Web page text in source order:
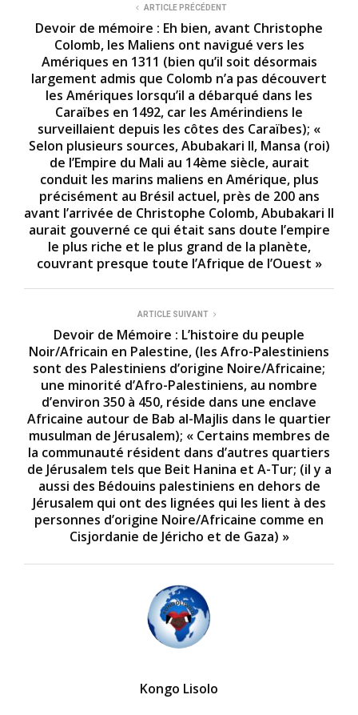
ARTICLE PRÉCÉDENT
Devoir de mémoire : Eh bien, avant Christophe
Colomb, les Maliens ont navigué vers les
Amériques en 1311 (bien qu’il soit désormais
largement admis que Colomb n’a pas découvert
les Amériques lorsqu’il a débarqué dans les
Caraïbes en 1492, car les Amérindiens le
surveillaient depuis les côtes des Caraïbes); «
Selon plusieurs sources, Abubakari II, Mansa (roi)
de l’Empire du Mali au 14ème siècle, aurait
conduit les marins maliens en Amérique, plus
précisément au Brésil actuel, près de 200 ans
avant l’arrivée de Christophe Colomb, Abubakari II
aurait gouverné ce qui était sans doute l’empire
le plus riche et le plus grand de la planète,
couvrant presque toute l’Afrique de l’Ouest »
ARTICLE SUIVANT
Devoir de Mémoire : L’histoire du peuple
Noir/Africain en Palestine, (les Afro-Palestiniens
sont des Palestiniens d’origine Noire/Africaine;
une minorité d’Afro-Palestiniens, au nombre
d’environ 350 à 450, réside dans une enclave
Africaine autour de Bab al-Majlis dans le quartier
musulman de Jérusalem); « Certains membres de
la communauté résident dans d’autres quartiers
de Jérusalem tels que Beit Hanina et A-Tur; (il y a
aussi des Bédouins palestiniens en dehors de
Jérusalem qui ont des lignées qui les lient à des
personnes d’origine Noire/Africaine comme en
Cisjordanie de Jéricho et de Gaza) »
Kongo Lisolo